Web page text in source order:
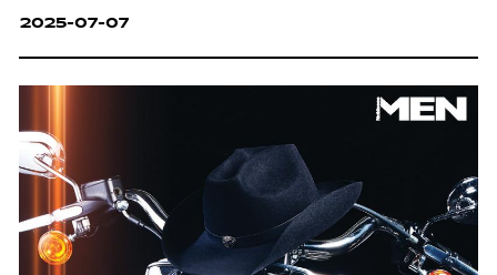
2025-07-07